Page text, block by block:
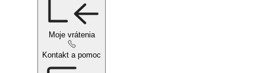
Moje vrátenia
Kontakt a pomoc